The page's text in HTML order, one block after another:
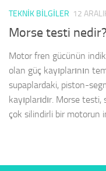
TEKNIK BILGILER 12
Morse testi nedir?
Motor fren gücünün
olan güç kayıplarının
supaplardaki, piston-
kayıplarıdır. Morse
çok silindirli bir motorun